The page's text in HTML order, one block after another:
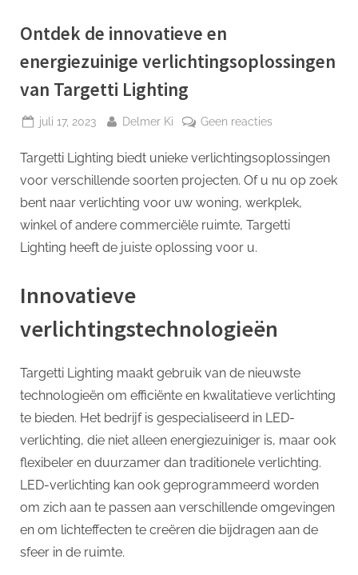
Ontdek de innovatieve en
energiezuinige verlichtingsoplossingen
van Targetti Lighting
Geplaatst
juli 17, 2023 Door
Delmer Ki Geen reactiesop
de
innovatieve
energiezuinige
Targetti Lighting biedt unieke verlichtingsoplossingen
voor verschillende soorten projecten. Of u nu op zoek
bent naar verlichting voor uw woning, werkplek,
winkel of andere commerciële ruimte, Targetti
Lighting heeft de juiste oplossing voor u.
Innovatieve
verlichtingstechnologieën
Targetti Lighting maakt gebruik van de nieuwste
technologieën om efficiënte en kwalitatieve verlichting
te bieden. Het bedrijf is gespecialiseerd in LED-
verlichting, die niet alleen energiezuiniger is, maar ook
flexibeler en duurzamer dan traditionele verlichting.
LED-verlichting kan ook geprogrammeerd worden
om zich aan te passen aan verschillende omgevingen
en om lichteffecten te creëren die bijdragen aan de
sfeer in de ruimte.